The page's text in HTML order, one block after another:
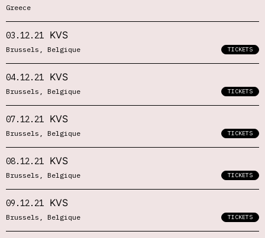
Greece
03.12.21 KVS
Brussels, Belgique TICKETS
04.12.21 KVS
Brussels, Belgique TICKETS
07.12.21 KVS
Brussels, Belgique TICKETS
08.12.21 KVS
Brussels, Belgique TICKETS
09.12.21 KVS
Brussels, Belgique TICKETS